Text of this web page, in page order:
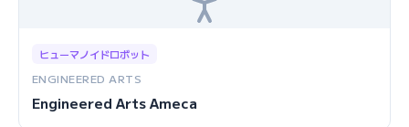
ヒューマノイドロボット
ENGINEERED ARTS
Engineered Arts Ameca